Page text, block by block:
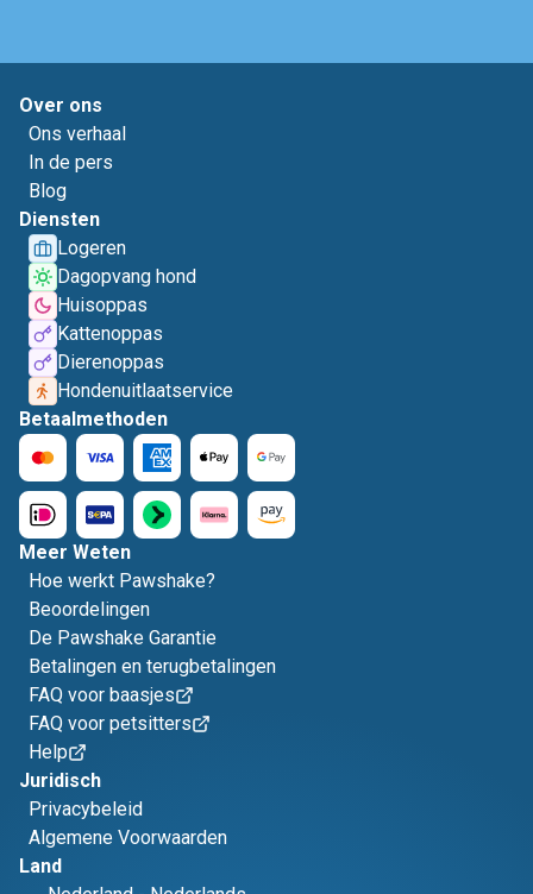
Over ons
Ons verhaal
In de pers
Blog
Diensten
Logeren
Dagopvang hond
Huisoppas
Kattenoppas
Dierenoppas
Hondenuitlaatservice
Betaalmethoden
Meer Weten
Hoe werkt Pawshake?
Beoordelingen
De Pawshake Garantie
Betalingen en terugbetalingen
FAQ voor baasjes
FAQ voor petsitters
Help
Juridisch
Privacybeleid
Algemene Voorwaarden
Land